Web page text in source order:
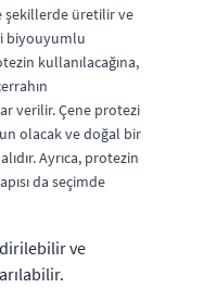
şekillerde üretilir ve
biyouyumlu
kullanılacağına,
verilir. Çene protezi
olacak ve doğal bir
Ayrıca, protezin
da seçimde
ve